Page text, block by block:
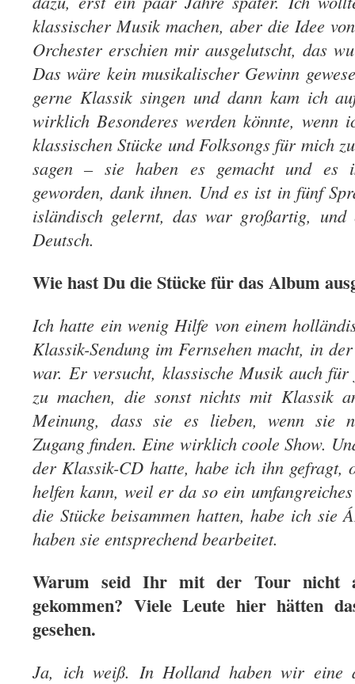
klassischer Musik machen, aber die Idee
Orchester erschien mir ausgelutscht, das
Das wäre kein musikalischer Gewinn
gerne Klassik singen und dann kam ich
wirklich Besonderes werden könnte, wenn
klassischen Stücke und Folksongs für mich
sagen – sie haben es gemacht und es
geworden, dank ihnen. Und es ist in fünf
isländisch gelernt, das war großartig, und
Deutsch.
Wie hast Du die Stücke für das Album
Ich hatte ein wenig Hilfe von einem
Klassik-Sendung im Fernsehen macht, in
war. Er versucht, klassische Musik auch
zu machen, die sonst nichts mit Klassik
Meinung, dass sie es lieben, wenn sie
Zugang finden. Eine wirklich coole Show.
der Klassik-CD hatte, habe ich ihn
helfen kann, weil er da so ein
die Stücke beisammen hatten, habe ich sie
haben sie entsprechend bearbeitet.
Warum seid Ihr mit der Tour nicht
gekommen? Viele Leute hier hätten
gesehen.
Ja, ich weiß. In Holland haben wir eine